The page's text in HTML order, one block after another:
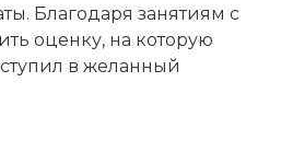
Благодаря занятиям с
оценку, на которую
в желанный